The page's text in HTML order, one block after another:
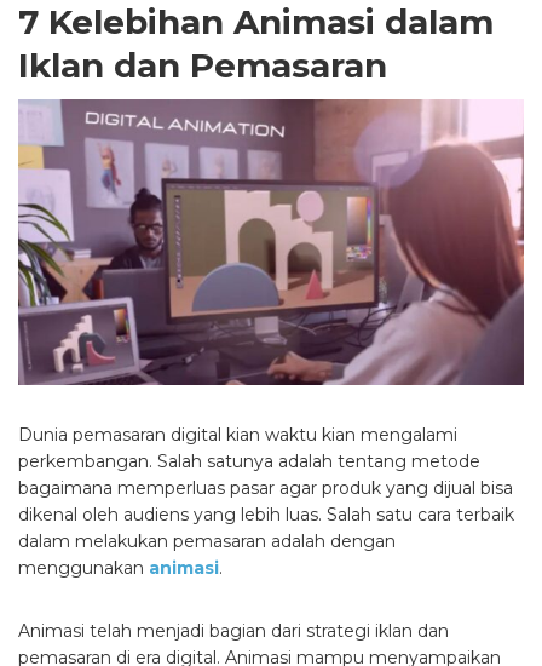
7 Kelebihan Animasi dalam
Iklan dan Pemasaran
Dunia pemasaran digital kian waktu kian mengalami
perkembangan. Salah satunya adalah tentang metode
bagaimana memperluas pasar agar produk yang dijual bisa
dikenal oleh audiens yang lebih luas. Salah satu cara terbaik
dalam melakukan pemasaran adalah dengan
menggunakan animasi.
Animasi telah menjadi bagian dari strategi iklan dan
pemasaran di era digital. Animasi mampu menyampaikan